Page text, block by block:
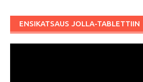
ENSIKATSAUS JOLLA-TABLETTIIN